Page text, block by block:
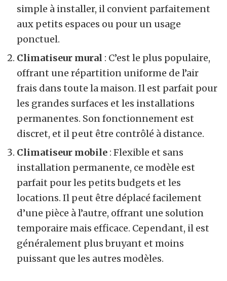
simple à installer, il convient parfaitement
aux petits espaces ou pour un usage
ponctuel.
Climatiseur mural : C’est le plus populaire,
offrant une répartition uniforme de l’air
frais dans toute la maison. Il est parfait pour
les grandes surfaces et les installations
permanentes. Son fonctionnement est
discret, et il peut être contrôlé à distance.
Climatiseur mobile : Flexible et sans
installation permanente, ce modèle est
parfait pour les petits budgets et les
locations. Il peut être déplacé facilement
d’une pièce à l’autre, offrant une solution
temporaire mais efficace. Cependant, il est
généralement plus bruyant et moins
puissant que les autres modèles.